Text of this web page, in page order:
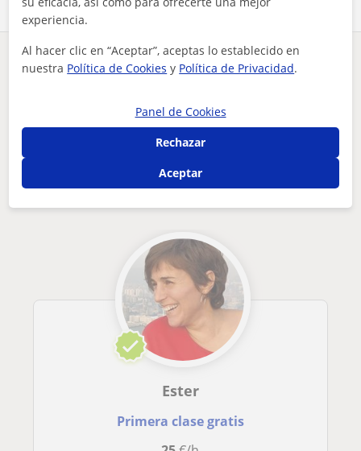
¿Hay algún error en este perfil?Cuéntanos
Diseño Gráfico
Barcelona
clases de diseño gráfico (2d, 3d y vfx)
Otros profesores de Diseño Gráfico en
Barcelona que pueden interesarte
Ester
Primera clase gratis
experiencia.
Al hacer clic en “Aceptar”, aceptas lo establecido en
nuestra Política de Cookies y Política de Privacidad.
Panel de Cookies
Rechazar
Aceptar